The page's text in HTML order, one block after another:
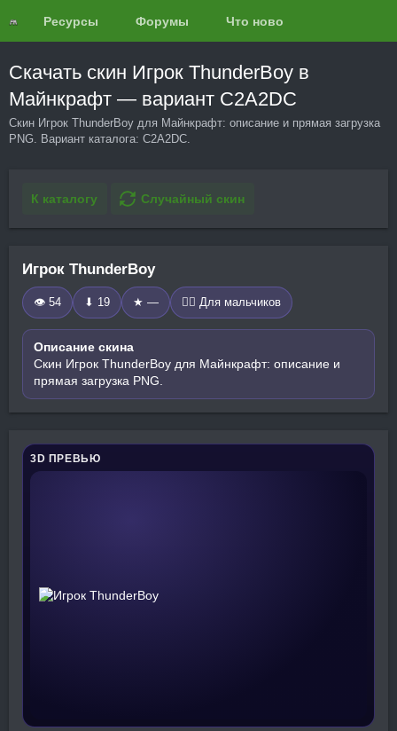
Ресурсы Форумы Что нового?
Скачать скин Игрок ThunderBoy в
Майнкрафт — вариант C2A2DC
Скин Игрок ThunderBoy для Майнкрафт: описание и прямая загрузка
PNG. Вариант каталога: C2A2DC.
К каталогу Случайный скин
Игрок ThunderBoy
👁 54 ⬇ 19 ★ — 🧍‍♂️ Для мальчиков
Описание скина
Скин Игрок ThunderBoy для Майнкрафт: описание и
прямая загрузка PNG.
3D ПРЕВЬЮ